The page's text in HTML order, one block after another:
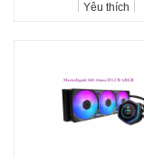
Yêu thích